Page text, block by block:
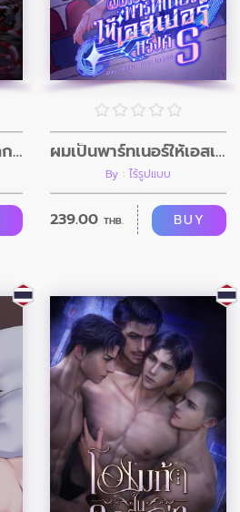
ผมปลุกผีดิบในวันสิ้นโลก (อินิกม่าxอัลฟ่า) ผมเป็นพาร์ทเนอร์ให้เอสเปอร์แรงค์ S
By : ไร้รูปแบบ
239.00 THB. BUY